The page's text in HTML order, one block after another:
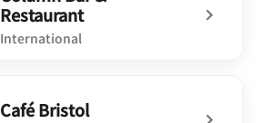
Restaurant
International
Bar & Restaurant
Café Bristol